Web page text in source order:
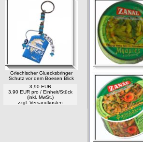
Griechischer Gluecksbringer
Schutz vor dem Boesen Blick
3,90 EUR
3,90 EUR pro / Einheit/Stück
(inkl. MwSt.)
zzgl. Versandkosten